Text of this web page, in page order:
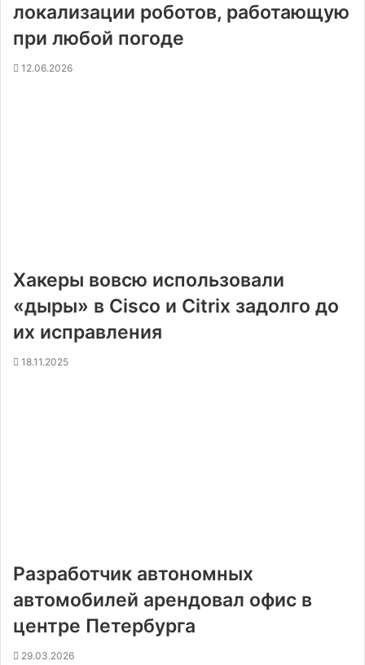
локализации роботов, работающую
при любой погоде
12.06.2026
Хакеры вовсю использовали
«дыры» в Cisco и Citrix задолго до
их исправления
18.11.2025
Разработчик автономных
автомобилей арендовал офис в
центре Петербурга
29.03.2026